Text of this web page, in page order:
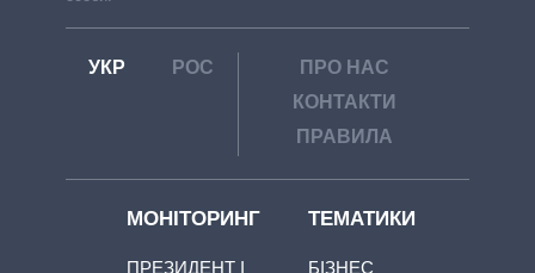
УКР РОС
ПРО НАС
КОНТАКТИ
ПРАВИЛА
МОНІТОРИНГ
ПРЕЗИДЕНТ І
ТЕМАТИКИ
БІЗНЕС